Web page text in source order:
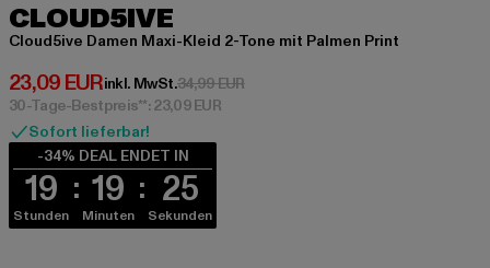
CLOUD5IVE
Cloud5ive Damen Maxi-Kleid 2-Tone mit Palmen Print
23,09 EUR
Derzeitiger Preis: 23,09 EUR
inkl. MwSt.34,99 EURAktionspreis: 34,99 EUR
30-Tage-Bestpreis**: 23,09 EUR
Sofort lieferbar!
-34% DEAL ENDET IN
19
Stunden
19
Minuten
25
Sekunden